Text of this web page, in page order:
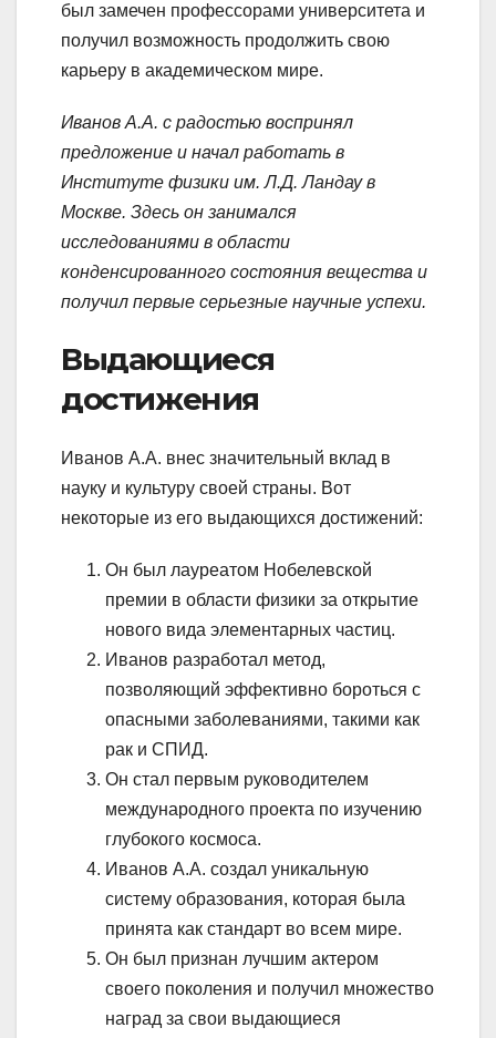
был замечен профессорами университета и
получил возможность продолжить свою
карьеру в академическом мире.
Иванов А.А. с радостью воспринял
предложение и начал работать в
Институте физики им. Л.Д. Ландау в
Москве. Здесь он занимался
исследованиями в области
конденсированного состояния вещества и
получил первые серьезные научные успехи.
Выдающиеся
достижения
Иванов А.А. внес значительный вклад в
науку и культуру своей страны. Вот
некоторые из его выдающихся достижений:
Он был лауреатом Нобелевской
премии в области физики за открытие
нового вида элементарных частиц.
Иванов разработал метод,
позволяющий эффективно бороться с
опасными заболеваниями, такими как
рак и СПИД.
Он стал первым руководителем
международного проекта по изучению
глубокого космоса.
Иванов А.А. создал уникальную
систему образования, которая была
принята как стандарт во всем мире.
Он был признан лучшим актером
своего поколения и получил множество
наград за свои выдающиеся